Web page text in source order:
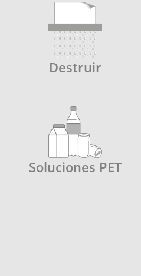
Destruir
Soluciones PET